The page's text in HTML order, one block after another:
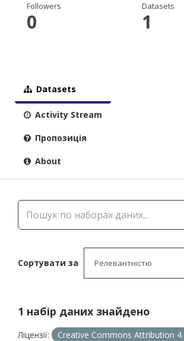
Followers
0
Datasets
1
Datasets
Activity Stream
Пропозиція
About
Сортувати за
1 набір даних знайдено
Ліцензії: Creative Commons Attribution